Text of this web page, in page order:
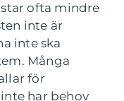
ofta mindre
inte är
inte ska
Många
för
har behov